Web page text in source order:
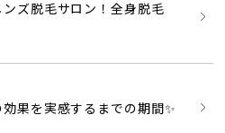
ズ脱毛サロン！全身脱毛
果を実感するまでの期間✨